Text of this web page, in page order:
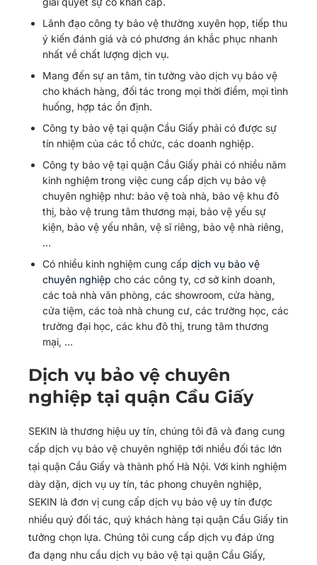
Lãnh đạo công ty bảo vệ thường xuyên họp, tiếp thu
ý kiến đánh giá và có phương án khắc phục nhanh
nhất về chất lượng dịch vụ.
Mang đến sự an tâm, tin tưởng vào dịch vụ bảo vệ
cho khách hàng, đối tác trong mọi thời điểm, mọi tình
huống, hợp tác ổn định.
Công ty bảo vệ tại quận Cầu Giấy phải có được sự
tín nhiệm của các tổ chức, các doanh nghiệp.
Công ty bảo vệ tại quận Cầu Giấy phải có nhiều năm
kinh nghiệm trong việc cung cấp dịch vụ bảo vệ
chuyên nghiệp như: bảo vệ toà nhà, bảo vệ khu đô
thị, bảo vệ trung tâm thương mại, bảo vệ yếu sự
kiện, bảo vệ yếu nhân, vệ sĩ riêng, bảo vệ nhà riêng,
…
Có nhiều kinh nghiệm cung cấp dịch vụ bảo vệ
chuyên nghiệp cho các công ty, cơ sở kinh doanh,
các toà nhà văn phòng, các showroom, cửa hàng,
cửa tiệm, các toà nhà chung cư, các trường học, các
trường đại học, các khu đô thị, trung tâm thương
mại, …
Dịch vụ bảo vệ chuyên
nghiệp tại quận Cầu Giấy
SEKIN là thương hiệu uy tín, chúng tôi đã và đang cung
cấp dịch vụ bảo vệ chuyên nghiệp tới nhiều đối tác lớn
tại quận Cầu Giấy và thành phố Hà Nội. Với kinh nghiệm
dày dặn, dịch vụ uy tín, tác phong chuyên nghiệp,
SEKIN là đơn vị cung cấp dịch vụ bảo vệ uy tín được
nhiều quý đối tác, quý khách hàng tại quận Cầu Giấy tin
tưởng chọn lựa. Chúng tôi cung cấp dịch vụ đáp ứng
đa dạng nhu cầu dịch vụ bảo vệ tại quận Cầu Giấy,